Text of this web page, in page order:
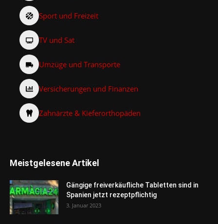
Sport und Freizeit
TV und Sat
Umzüge und Transporte
Versicherungen und Finanzen
Zahnärzte & Kieferorthopäden
Meistgelesene Artikel
Gängige freiverkäufliche Tabletten sind in
Spanien jetzt rezeptpflichtig
3. Januar 2023